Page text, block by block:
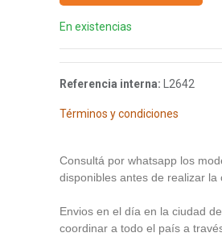
En existencias
Referencia interna: L2642
Términos y condiciones
Consultá por whatsapp los
disponibles antes de realizar la
Envios en el día en la ciudad
coordinar a todo el país a